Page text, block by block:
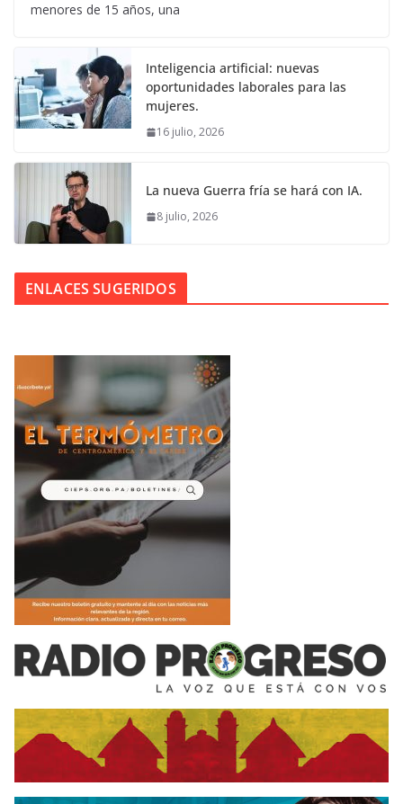
menores de 15 años, una
Inteligencia artificial: nuevas
oportunidades laborales para las
mujeres.
16 julio, 2026
La nueva Guerra fría se hará con IA.
8 julio, 2026
ENLACES SUGERIDOS